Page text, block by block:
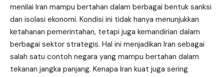
menilai Iran mampu bertahan dalam berbagai bentuk sanksi
dan isolasi ekonomi. Kondisi ini tidak hanya menunjukkan
ketahanan pemerintahan, tetapi juga kemandirian dalam
berbagai sektor strategis. Hal ini menjadikan Iran sebagai
salah satu contoh negara yang mampu bertahan dalam
tekanan jangka panjang. Kenapa Iran kuat juga sering